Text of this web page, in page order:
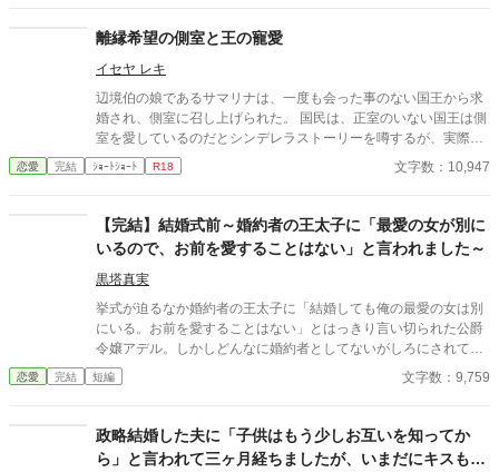
離縁希望の側室と王の寵愛
イセヤ レキ
辺境伯の娘であるサマリナは、一度も会った事のない国王から求
婚され、側室に召し上げられた。 国民は、正室のいない国王は側
室を愛しているのだとシンデレラストーリーを噂するが、実際の
扱われ方は酷いものである。 いつか離縁してくれるに違いない、
と願いながらサマリナは暇な後宮生活を、唯一相手になってくれ
上、ヒーロー以外との絡みあります。 シリアス／ ほのぼの ／幼
なじみ ／ヒロインが男前／ 一途／ 騎士／ 王／ ハッピーエンド／
ヒーロー以外との絡み
恋愛 完結 ｼｮｰﾄｼｮｰﾄ R18 文字数：10,947
【完結】結婚式前～婚約者の王太子に「最愛の女が別に
いるので、お前を愛することはない」と言われました～
黒塔真実
挙式が迫るなか婚約者の王太子に「結婚しても俺の最愛の女は別
にいる。お前を愛することはない」とはっきり言い切られた公爵
令嬢アデル。しかしどんなに婚約者としてないがしろにされても
女性としての誇りを傷つけられても彼女は平気だった。なぜなら
大切な「心の拠り所」があるから……。しかし、王立学園の卒業
を受けるのだった―― ※神視点。■なろうにも別タイトルで重
複投稿←【ジャンル日間4位】。
恋愛 完結 短編 文字数：9,759
政略結婚した夫に「子供はもう少しお互いを知ってか
ら」と言われて三ヶ月経ちましたが、いまだにキスもし